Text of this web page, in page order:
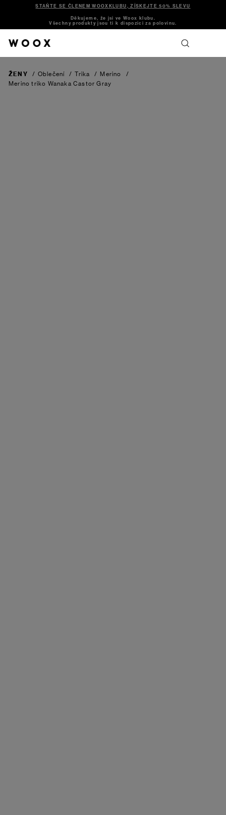
STAŇTE SE ČLENEM WOOXKLUBU, ZÍSKEJTE 50% SLEVU
Děkujeme, že jsi ve Woox klubu.
Všechny produkty jsou ti k dispozici za polovinu.
ŽENY / Oblečení / Trika / Merino
/
Merino triko Wanaka Castor Gray